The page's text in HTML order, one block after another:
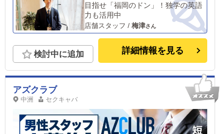
目指せ「福岡のドン」！独学の英語
力も活用中
店舗スタッフ / 梅津
検討中に追加 詳細情報を見る
アズクラブ
中洲 セクキャバ